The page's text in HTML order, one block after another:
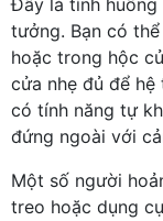
Đây là tình huống
tưởng. Bạn có
hoặc trong hộc
cửa nhẹ đủ để
có tính năng tự
đứng ngoài với
Một số người
treo hoặc dụng